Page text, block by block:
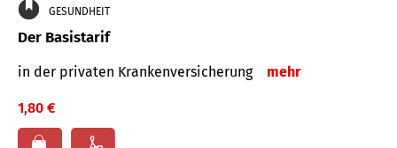
GESUNDHEIT
Der Basistarif
in der privaten Kran­ken­ver­siche­rung mehr
1,80 €